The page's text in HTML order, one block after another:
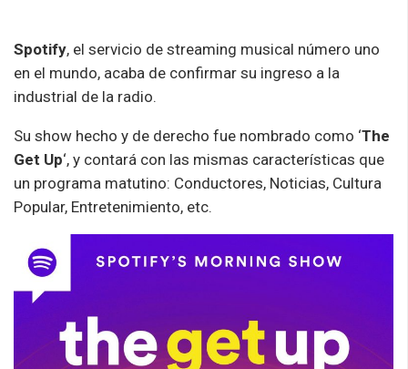
Spotify, el servicio de streaming musical número uno
en el mundo, acaba de confirmar su ingreso a la
industrial de la radio.
Su show hecho y de derecho fue nombrado como ‘The
Get Up‘, y contará con las mismas características que
un programa matutino: Conductores, Noticias, Cultura
Popular, Entretenimiento, etc.